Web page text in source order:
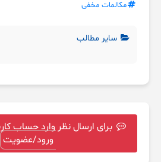
مکالمات مخفی
سایر مطالب
برای ارسال نظر وارد حساب
ورود/عضویت